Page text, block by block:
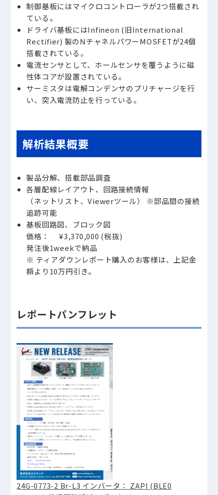
制御基板にはマイクロコントローラが2つ搭載され
ている。
ドライバ基板にはInfineon (旧International
Rectifier) 製のNチャネルパワーMOSFETが24個
搭載されている。
電流センサとして、ホールセンサを覆うように磁
性体コアが設置されている。
サーミスタは電解コンデンサのプリチャージを行
い、突入電流防止を行っている。
解析結果概要
製品分解、搭載部品調査
各層配線レイアウト、回路接続情報
（ネットリスト、Viewerツール） ※部品間の接続
追跡可能
基板回路図、ブロック図
価格： ¥3,370,000 (税抜)
発注後1weekで納品
※ ティアダウンレポート購入のお客様は、上記金
額より10万円引き。
レポートパンフレット
24G-0773-2 Br-L3 インバータ： ZAPI (BLE0